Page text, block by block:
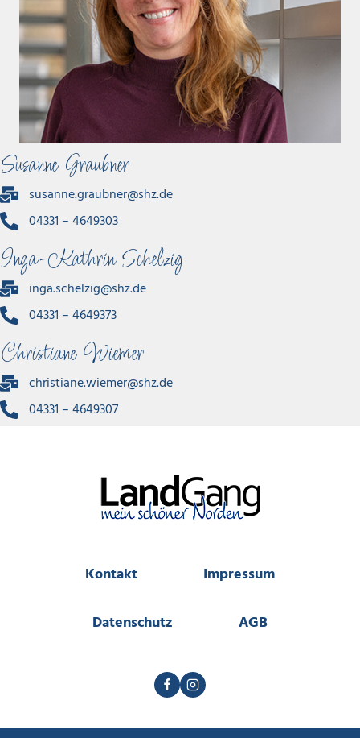
Susanne Graubner
susanne.graubner@shz.de
04331 – 4649303
Inga-Kathrin Schelzig
inga.schelzig@shz.de
04331 – 4649373
Christiane Wiemer
christiane.wiemer@shz.de
04331 – 4649307
Kontakt Impressum
Datenschutz AGB